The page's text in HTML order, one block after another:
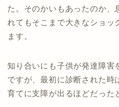
た。そのかいもあったのか、
れてもそこまで大きなショッ
ます。
知り合いにも子供が発達障害
ですが、最初に診断された時
育てに支障が出るほどだった